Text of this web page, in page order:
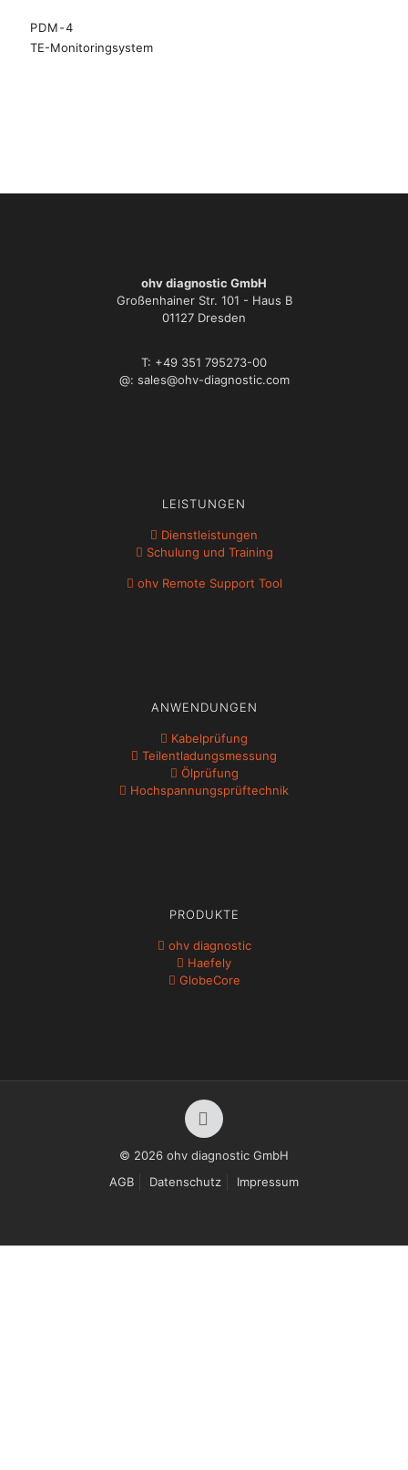
PDM-4
TE-Monitoringsystem
ohv diagnostic GmbH
Großenhainer Str. 101 - Haus B
01127 Dresden
T: +49 351 795273-00
@: sales@ohv-diagnostic.com
LEISTUNGEN
Dienstleistungen
Schulung und Training
ohv Remote Support Tool
ANWENDUNGEN
Kabelprüfung
Teil­ent­ladungs­messung
Ölprüfung
Hochspannungs­prüftechnik
PRODUKTE
ohv diagnostic
Haefely
GlobeCore
© 2026 ohv diagnostic GmbH
AGB
Datenschutz Impressum